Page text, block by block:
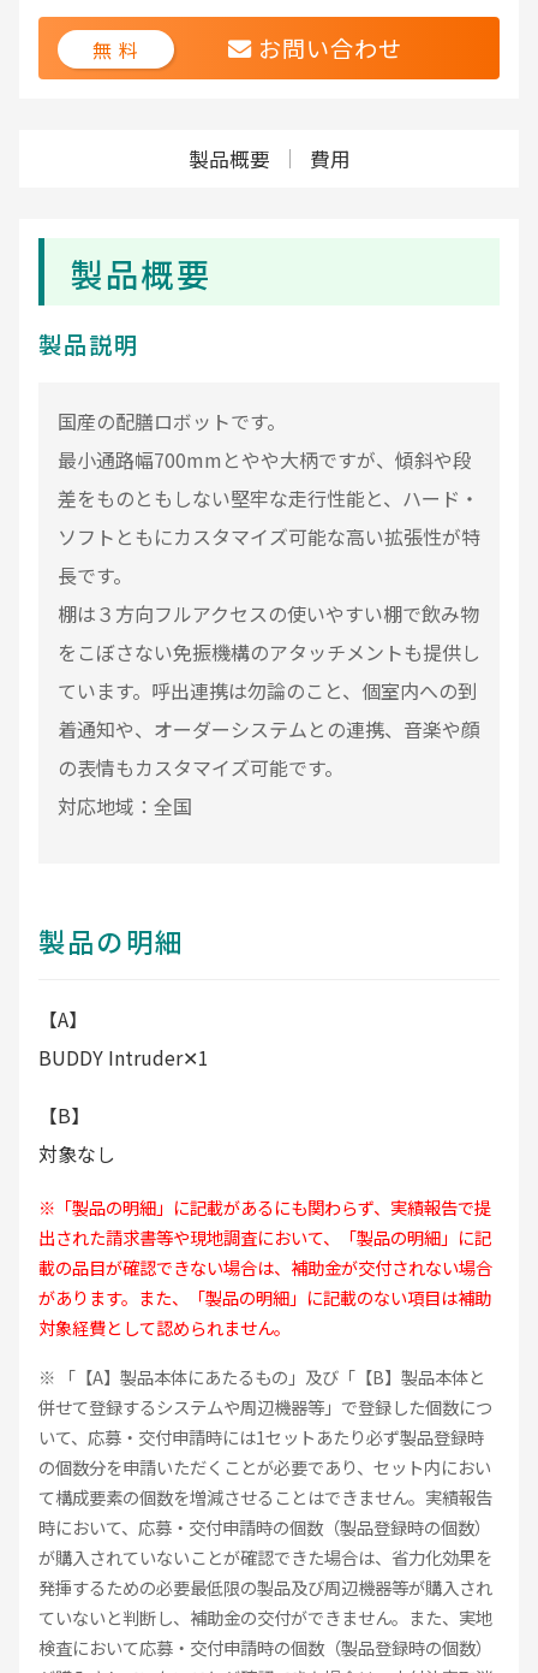
無 料 お問い合わせ
製品概要 費用
製品概要
製品説明
国産の配膳ロボットです。
最小通路幅700mmとやや大柄ですが、傾斜や段
差をものともしない堅牢な走行性能と、ハード・
ソフトともにカスタマイズ可能な高い拡張性が特
長です。
棚は３方向フルアクセスの使いやすい棚で飲み物
をこぼさない免振機構のアタッチメントも提供し
ています。呼出連携は勿論のこと、個室内への到
着通知や、オーダーシステムとの連携、音楽や顔
の表情もカスタマイズ可能です。
対応地域：全国
製品の明細
【A】
BUDDY Intruder✕1
【B】
対象なし
※「製品の明細」に記載があるにも関わらず、実績報告で提
出された請求書等や現地調査において、「製品の明細」に記
載の品目が確認できない場合は、補助金が交付されない場合
があります。また、「製品の明細」に記載のない項目は補助
対象経費として認められません。
※ 「【A】製品本体にあたるもの」及び「【B】製品本体と
併せて登録するシステムや周辺機器等」で登録した個数につ
いて、応募・交付申請時には1セットあたり必ず製品登録時
の個数分を申請いただくことが必要であり、セット内におい
て構成要素の個数を増減させることはできません。実績報告
時において、応募・交付申請時の個数（製品登録時の個数）
が購入されていないことが確認できた場合は、省力化効果を
発揮するための必要最低限の製品及び周辺機器等が購入され
ていないと判断し、補助金の交付ができません。また、実地
検査において応募・交付申請時の個数（製品登録時の個数）